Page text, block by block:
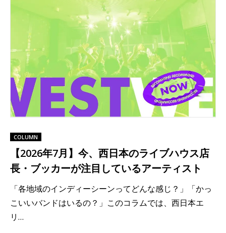
COLUMN
【2026年7月】今、西日本のライブハウス店
長・ブッカーが注目しているアーティスト
「各地域のインディーシーンってどんな感じ？」「かっ
こいいバンドはいるの？」このコラムでは、西日本エ
リ…